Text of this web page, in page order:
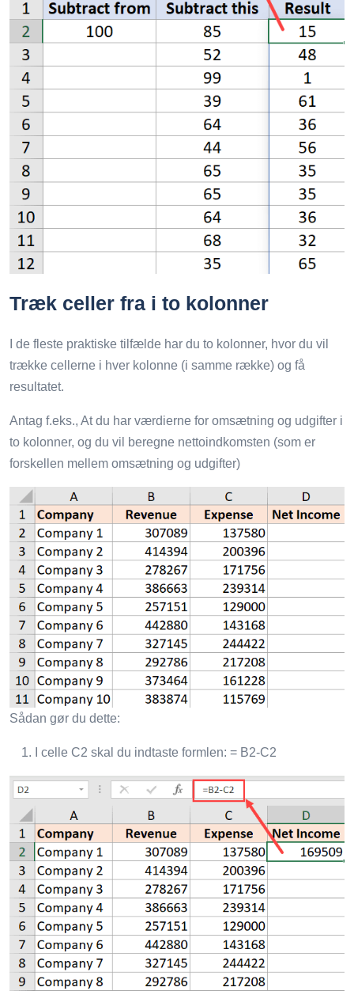
Træk celler fra i to kolonner
I de fleste praktiske tilfælde har du to kolonner, hvor du vil
trække cellerne i hver kolonne (i samme række) og få
resultatet.
Antag f.eks., At du har værdierne for omsætning og udgifter i
to kolonner, og du vil beregne nettoindkomsten (som er
forskellen mellem omsætning og udgifter)
Sådan gør du dette:
I celle C2 skal du indtaste formlen: = B2-C2